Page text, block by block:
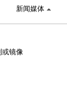
新闻媒体
镜像